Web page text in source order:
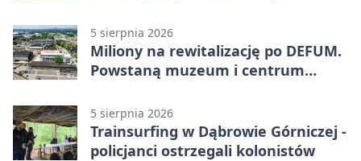
5 sierpnia 2026
Miliony na rewitalizację po DEFUM.
Powstaną muzeum i centrum
5 sierpnia 2026
Trainsurfing w Dąbrowie Górniczej -
policjanci ostrzegali kolonistów